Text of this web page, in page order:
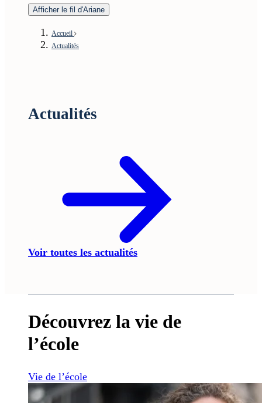
Afficher le fil d'Ariane
Accueil
Actualités
Actualités
Voir toutes les actualités
Découvrez la vie de
l’école
Vie de l’école